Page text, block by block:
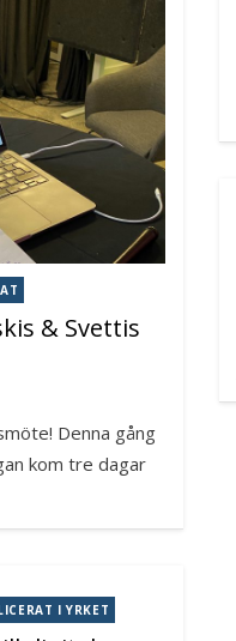
& Svettis
Denna gång
kom tre dagar
I YRKET